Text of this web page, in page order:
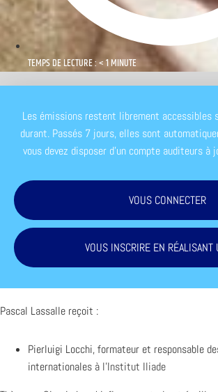
TEMPS DE LECTURE : < 1 MINUTE
Les émissions restent librement accessibles
durant. Passés 7 jours, elles sont
vous devez disposer d'un compte auditeurs à
VOUS CONNECTER
VOUS INSCRIRE EN RÉALISANT
Pascal Lassalle reçoit :
Pierluigi Locchi, formateur et responsable
internationales à l’Institut Iliade